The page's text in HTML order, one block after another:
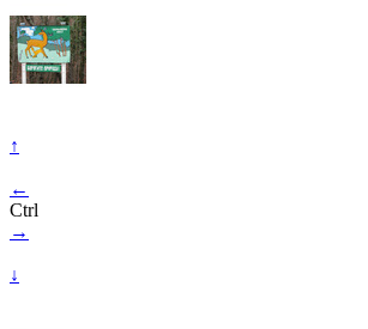
↑
←
Ctrl
→
↓